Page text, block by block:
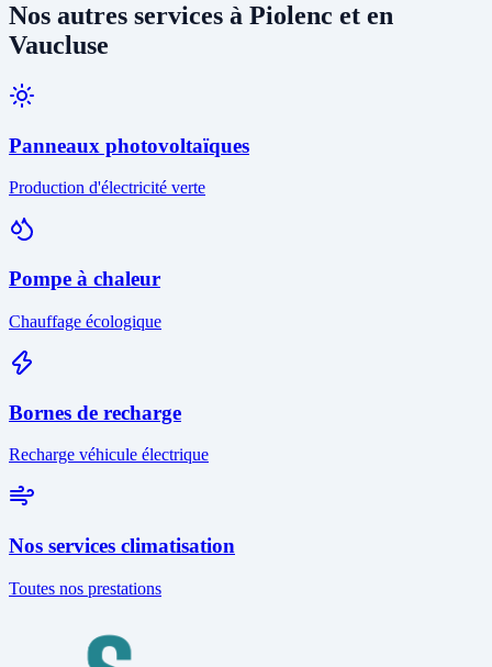
Nos autres services à Piolenc et en
Vaucluse
Panneaux photovoltaïques
Production d'électricité verte
Pompe à chaleur
Chauffage écologique
Bornes de recharge
Recharge véhicule électrique
Nos services climatisation
Toutes nos prestations